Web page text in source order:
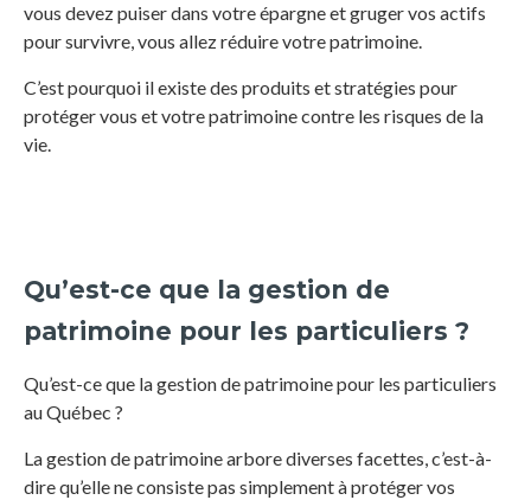
vous devez puiser dans votre épargne et gruger vos actifs
pour survivre, vous allez réduire votre patrimoine.
C’est pourquoi il existe des produits et stratégies pour
protéger vous et votre patrimoine contre les risques de la
vie.
Qu’est-ce que la gestion de
patrimoine pour les particuliers ?
Qu’est-ce que la gestion de patrimoine pour les particuliers
au Québec ?
La gestion de patrimoine arbore diverses facettes, c’est-à-
dire qu’elle ne consiste pas simplement à protéger vos